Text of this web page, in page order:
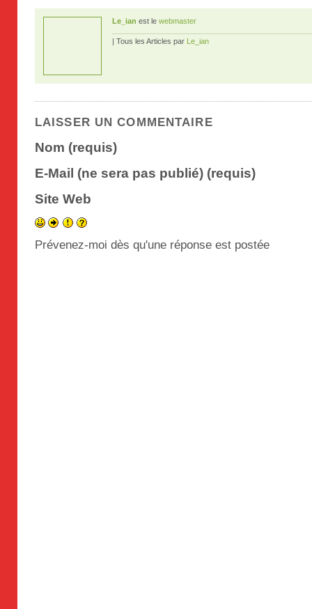
Le_ian est le webmaster
| Tous les Articles par Le_ian
LAISSER UN COMMENTAIRE
Nom (requis)
E-Mail (ne sera pas publié) (requis)
Site Web
Prévenez-moi dès qu'une réponse est postée